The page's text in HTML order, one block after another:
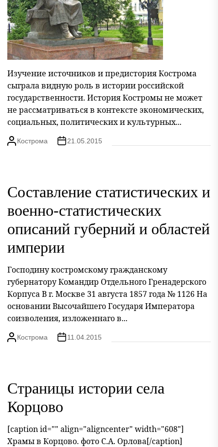
Изучение источников и предистория Кострома
сыграла видную роль в истории российской
государственности. История Костромы не может
не рассматриваться в контексте экономических,
социальных, политических и культурных...
Кострома 21.05.2015
Составление статистических и
военно-статистических
описаний губерний и областей
империи
Господину костромскому гражданскому
губернатору Командир Отдельного Гренадерского
Корпуса В г. Москве 31 августа 1857 года № 1126 На
основании Высочайшего Государя Императора
соизволения, изложеннаго в...
Кострома 11.04.2015
Страницы истории села
Корцово
[caption id="" align="aligncenter" width="608"]
Храмы в Корцово. фото С.А. Орлова[/caption]